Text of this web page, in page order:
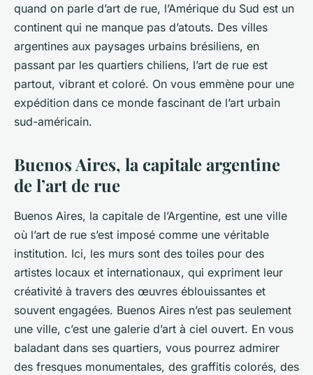
quand on parle d’art de rue, l’Amérique du Sud est un
continent qui ne manque pas d’atouts. Des villes
argentines aux paysages urbains brésiliens, en
passant par les quartiers chiliens, l’art de rue est
partout, vibrant et coloré. On vous emmène pour une
expédition dans ce monde fascinant de l’art urbain
sud-américain.
Buenos Aires, la capitale argentine
de l’art de rue
Buenos Aires, la capitale de l’Argentine, est une ville
où l’art de rue s’est imposé comme une véritable
institution. Ici, les murs sont des toiles pour des
artistes locaux et internationaux, qui expriment leur
créativité à travers des œuvres éblouissantes et
souvent engagées. Buenos Aires n’est pas seulement
une ville, c’est une galerie d’art à ciel ouvert. En vous
baladant dans ses quartiers, vous pourrez admirer
des fresques monumentales, des graffitis colorés, des